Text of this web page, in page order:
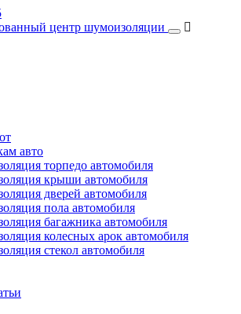
центр шумоизоляции
авто
торпедо автомобиля
крыши автомобиля
дверей автомобиля
пола автомобиля
багажника автомобиля
колесных арок автомобиля
стекол автомобиля